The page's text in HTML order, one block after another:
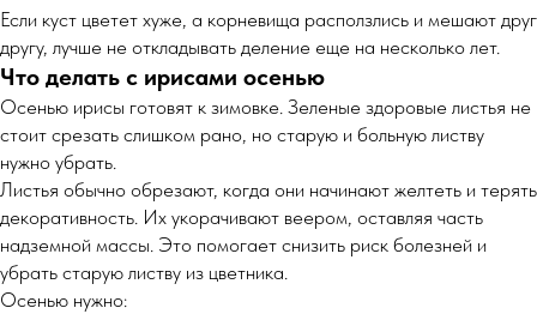
Если куст цветет хуже, а корневища расползлись и мешают друг
другу, лучше не откладывать деление еще на несколько лет.
Что делать с ирисами осенью
Осенью ирисы готовят к зимовке. Зеленые здоровые листья не
стоит срезать слишком рано, но старую и больную листву
нужно убрать.
Листья обычно обрезают, когда они начинают желтеть и терять
декоративность. Их укорачивают веером, оставляя часть
надземной массы. Это помогает снизить риск болезней и
убрать старую листву из цветника.
Осенью нужно: